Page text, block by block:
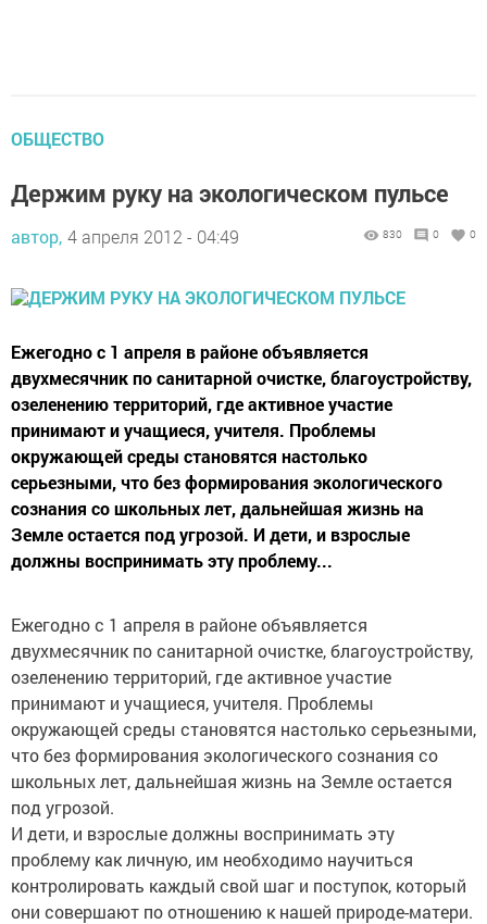
ОБЩЕСТВО
Держим руку на экологическом пульсе
автор, 4 апреля 2012 - 04:49 830 0 0
Ежегодно с 1 апреля в районе объявляется
двухмесячник по санитарной очистке, благоустройству,
озеленению территорий, где активное участие
принимают и учащиеся, учителя. Проблемы
окружающей среды становятся настолько
серьезными, что без формирования экологического
сознания со школьных лет, дальнейшая жизнь на
Земле остается под угрозой. И дети, и взрослые
должны воспринимать эту проблему...
Ежегодно с 1 апреля в районе объявляется
двухмесячник по санитарной очистке, благоустройству,
озеленению территорий, где активное участие
принимают и учащиеся, учителя. Проблемы
окружающей среды становятся настолько серьезными,
что без формирования экологического сознания со
школьных лет, дальнейшая жизнь на Земле остается
под угрозой.
И дети, и взрослые должны воспринимать эту
проблему как личную, им необходимо научиться
контролировать каждый свой шаг и поступок, который
они совершают по отношению к нашей природе-матери.